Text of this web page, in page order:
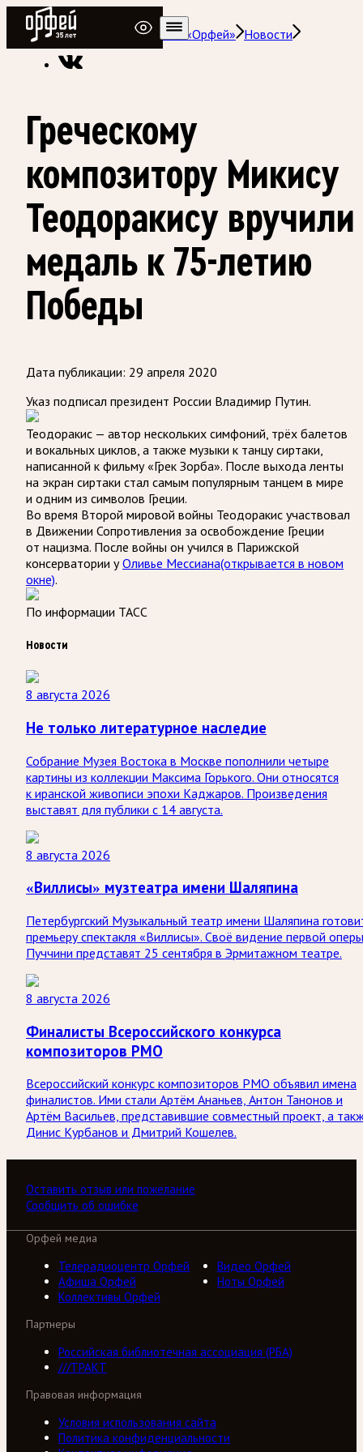
Радио Орфей
Радио классической музыки «Орфей» Новости
Греческому
композитору Микису
Теодоракису вручили
медаль к 75-летию
Победы
Дата публикации: 29 апреля 2020
Указ подписал президент России Владимир Путин.
Теодоракис — автор нескольких симфоний, трёх балетов
и вокальных циклов, а также музыки к танцу сиртаки,
написанной к фильму «Грек Зорба». После выхода ленты
на экран сиртаки стал самым популярным танцем в мире
и одним из символов Греции.
Во время Второй мировой войны Теодоракис участвовал
в Движении Сопротивления за освобождение Греции
от нацизма. После войны он учился в Парижской
консерватории уОливье Мессиана(открывается в новом
окне).
По информации ТАСС
Новости
8 августа 2026
Не только литературное наследие
Собрание Музея Востока в Москве пополнили четыре
картины из коллекции Максима Горького. Они относятся
к иранской живописи эпохи Каджаров. Произведения
выставят для публики с 14 августа.
8 августа 2026
«Виллисы» музтеатра имени Шаляпина
Петербургский Музыкальный театр имени Шаляпина
премьеру спектакля «Виллисы». Своё видение первой оперы
Пуччини представят 25 сентября в Эрмитажном театре.
8 августа 2026
Финалисты Всероссийского конкурса
композиторов РМО
Всероссийский конкурс композиторов РМО объявил имена
финалистов. Ими стали Артём Ананьев, Антон Танонов и
Артём Васильев, представившие совместный проект, а
Динис Курбанов и Дмитрий Кошелев.
Оставить отзыв или пожелание
Сообщить об ошибке
Орфей медиа
Телерадиоцентр Орфей
Видео Орфей
Афиша Орфей
Ноты Орфей
Коллективы Орфей
Партнеры
Российская библиотечная ассоциация (РБА)
///ТРАКТ
Правовая информация
Условия использования сайта
Политика конфиденциальности